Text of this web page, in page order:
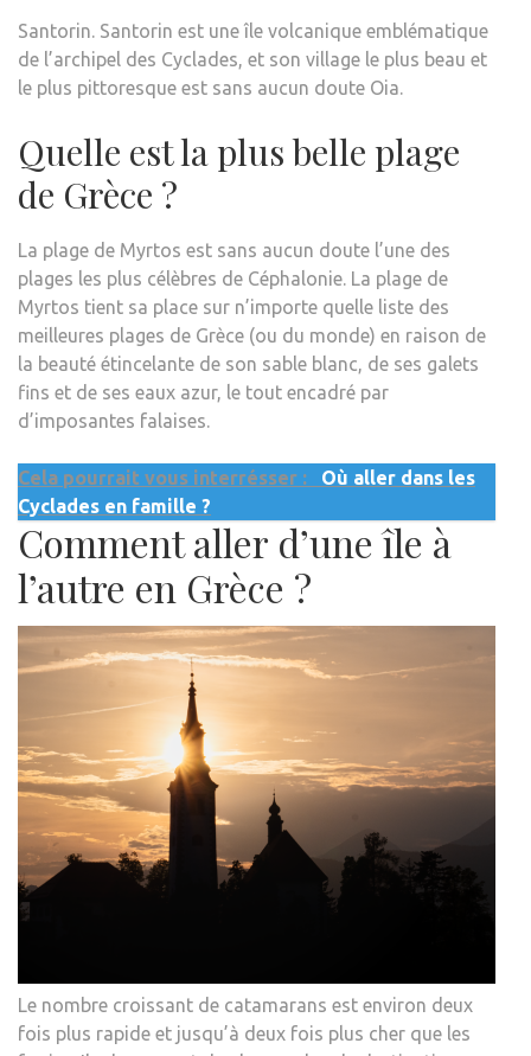
Santorin. Santorin est une île volcanique emblématique
de l’archipel des Cyclades, et son village le plus beau et
le plus pittoresque est sans aucun doute Oia.
Quelle est la plus belle plage
de Grèce ?
La plage de Myrtos est sans aucun doute l’une des
plages les plus célèbres de Céphalonie. La plage de
Myrtos tient sa place sur n’importe quelle liste des
meilleures plages de Grèce (ou du monde) en raison de
la beauté étincelante de son sable blanc, de ses galets
fins et de ses eaux azur, le tout encadré par
d’imposantes falaises.
Cela pourrait vous interrésser :
Où aller dans les
Cyclades en famille ?
Comment aller d’une île à
l’autre en Grèce ?
Le nombre croissant de catamarans est environ deux
fois plus rapide et jusqu’à deux fois plus cher que les